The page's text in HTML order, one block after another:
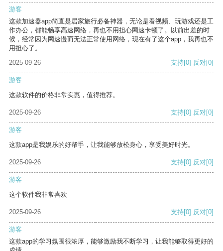
游客
这款加速器app简直是居家旅行必备神器，无论是看视频、玩游戏还是工
作办公，都能畅享高速网络，再也不用担心网速卡顿了。以前出差的时
候，经常因为网速慢而无法正常使用网络，现在有了这个app，我再也不
用担心了。
2025-09-26
支持[0] 反对[0]
游客
这款软件的价格非常实惠，值得推荐。
2025-09-26 支持[0] 反对[0]
游客
这款app是我娱乐的好帮手，让我能够放松身心，享受美好时光。
2025-09-26 支持[0] 反对[0]
游客
这个软件我非常喜欢
2025-09-26 支持[0] 反对[0]
游客
这款app的学习氛围很浓厚，能够激励我不断学习，让我能够取得更好的